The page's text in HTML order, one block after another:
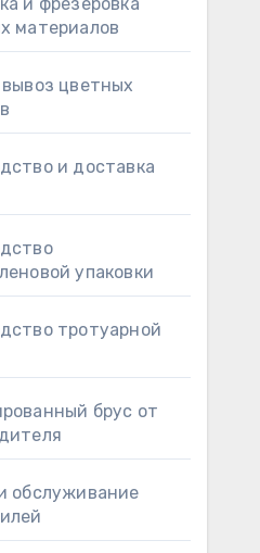
материалов
цветных
и доставка
упаковки
тротуарной
брус от
обслуживание